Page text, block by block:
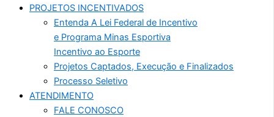
PROJETOS INCENTIVADOS
Entenda A Lei Federal de Incentivo
e Programa Minas Esportiva
Incentivo ao Esporte
Projetos Captados, Execução e Finalizados
Processo Seletivo
ATENDIMENTO
FALE CONOSCO